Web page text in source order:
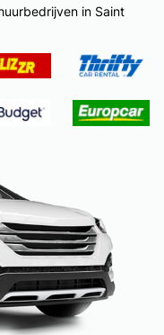
in Saint